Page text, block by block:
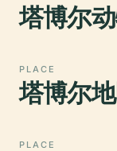
塔博尔
PLACE
塔博尔
PLACE